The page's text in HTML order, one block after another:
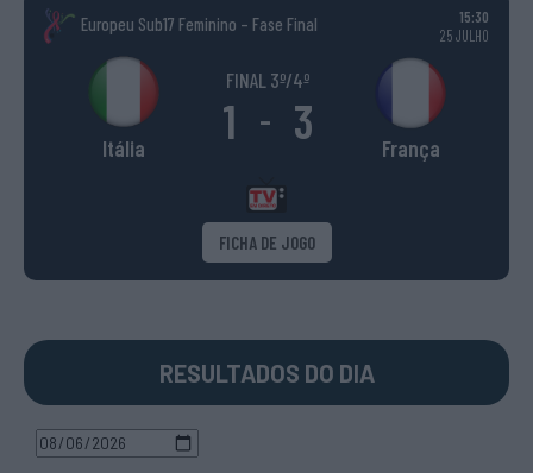
Europeu Sub17 Feminino – Fase Final
15:30
25 JULHO
Itália
FINAL 3º/4º
1 - 3 França
FICHA DE JOGO
RESULTADOS DO DIA